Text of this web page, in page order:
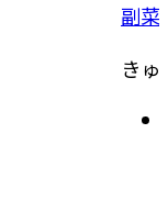
副菜
きゅ